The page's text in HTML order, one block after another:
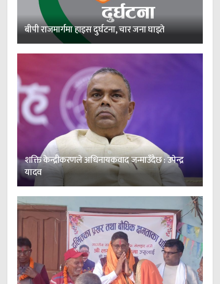
बीपी राजमार्गमा हाइस दुर्घटना, चार जना घाइते
शक्ति केन्द्रीकरणले अधिनायकवाद जन्माउँदैछ : उपेन्द्र
यादव